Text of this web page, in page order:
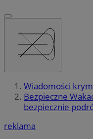
Wiadomości
Bezpieczne
bezpiecznie
reklama